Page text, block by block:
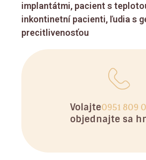
implantátmi, pacient s
inkontinetní pacienti, ľudia s
precitlivenosťou
Volajte0951 809
objednajte sa